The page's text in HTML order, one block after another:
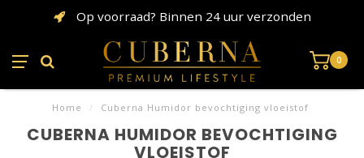
Op voorraad? Binnen 24 uur verzonden
0
Home / Cuberna Humidor bevochtiging vloeistof
CUBERNA HUMIDOR BEVOCHTIGING
VLOEISTOF